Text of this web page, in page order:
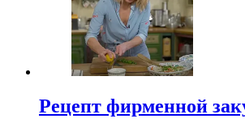
Рецепт фирменной